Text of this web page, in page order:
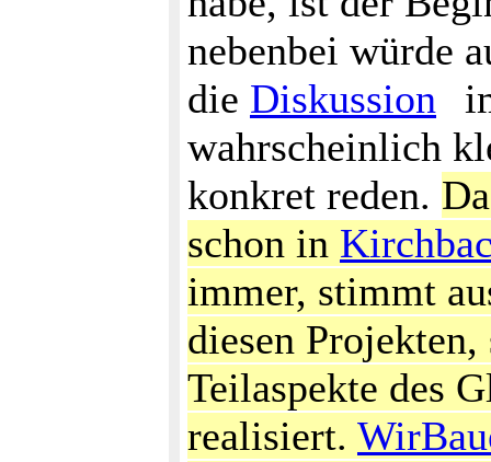
nebenbei würde
die Diskussion
wahrscheinlich
konkret reden.
schon in
immer, stimmt
diesen
Teilaspekte des
realisiert.